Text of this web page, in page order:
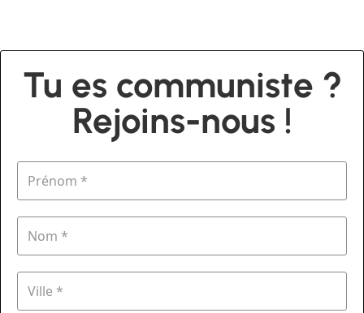
Tu es communiste ?
Rejoins-nous !